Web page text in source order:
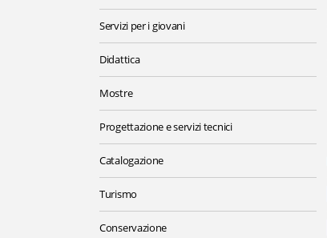
Servizi per i giovani
Didattica
Mostre
Progettazione e servizi tecnici
Catalogazione
Turismo
Conservazione